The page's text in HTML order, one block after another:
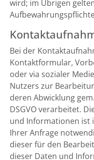
wird; im Übrigen
Bei der
Kontaktformular,
oder via sozialer
Nutzers zur
deren Abwicklung
DSGVO verarbeitet.
und Informationen ist
Ihrer Anfrage
dieser für den
dieser Daten und